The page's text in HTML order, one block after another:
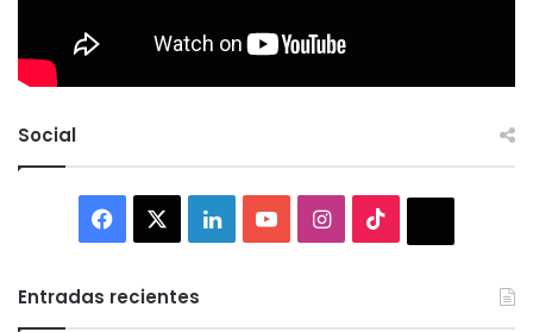
Social
Facebook LinkedInYouTubeInstagram
Entradas recientes